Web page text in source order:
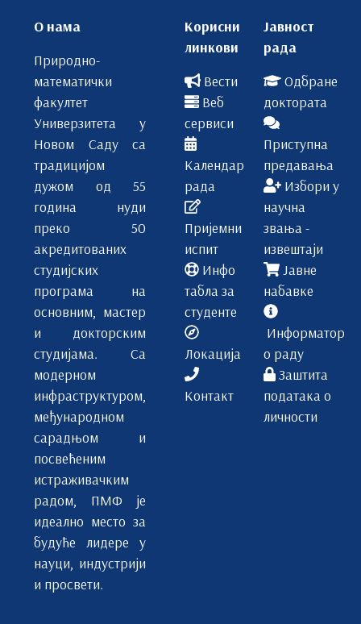
О нама
Природно-
математички
факултет
Универзитета у
Новом Саду са
традицијом
дужом од 55
година нуди
преко 50
акредитованих
студијских
програма на
основним, мастер
и докторским
студијама. Са
модерном
инфраструктуром,
међународном
сарадњом и
посвећеним
истраживачким
радом, ПМФ је
идеално место за
будуће лидере у
науци, индустрији
и просвети.
Корисни
линкови
Вести
Веб
сервиси
Календар
рада
Пријемни
испит
Инфо
табла за
студенте
Локација
Контакт
Јавност
рада
Одбране
доктората
Приступна
предавања
Избори у
научна
звања -
извештаји
Јавне
набавке
Информатор
о раду
Заштита
података о
личности